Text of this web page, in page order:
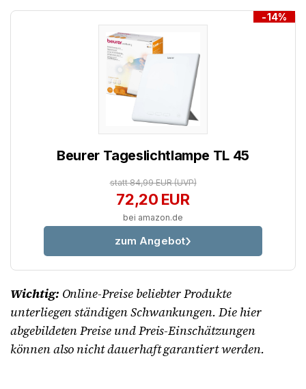
-14%
Beurer Tageslichtlampe TL 45
statt 84,99 EUR(UVP)
72,20 EUR
bei amazon.de
zum Angebot
Wichtig: Online-Preise beliebter Produkte
unterliegen ständigen Schwankungen. Die hier
abgebildeten Preise und Preis-Einschätzungen
können also nicht dauerhaft garantiert werden.